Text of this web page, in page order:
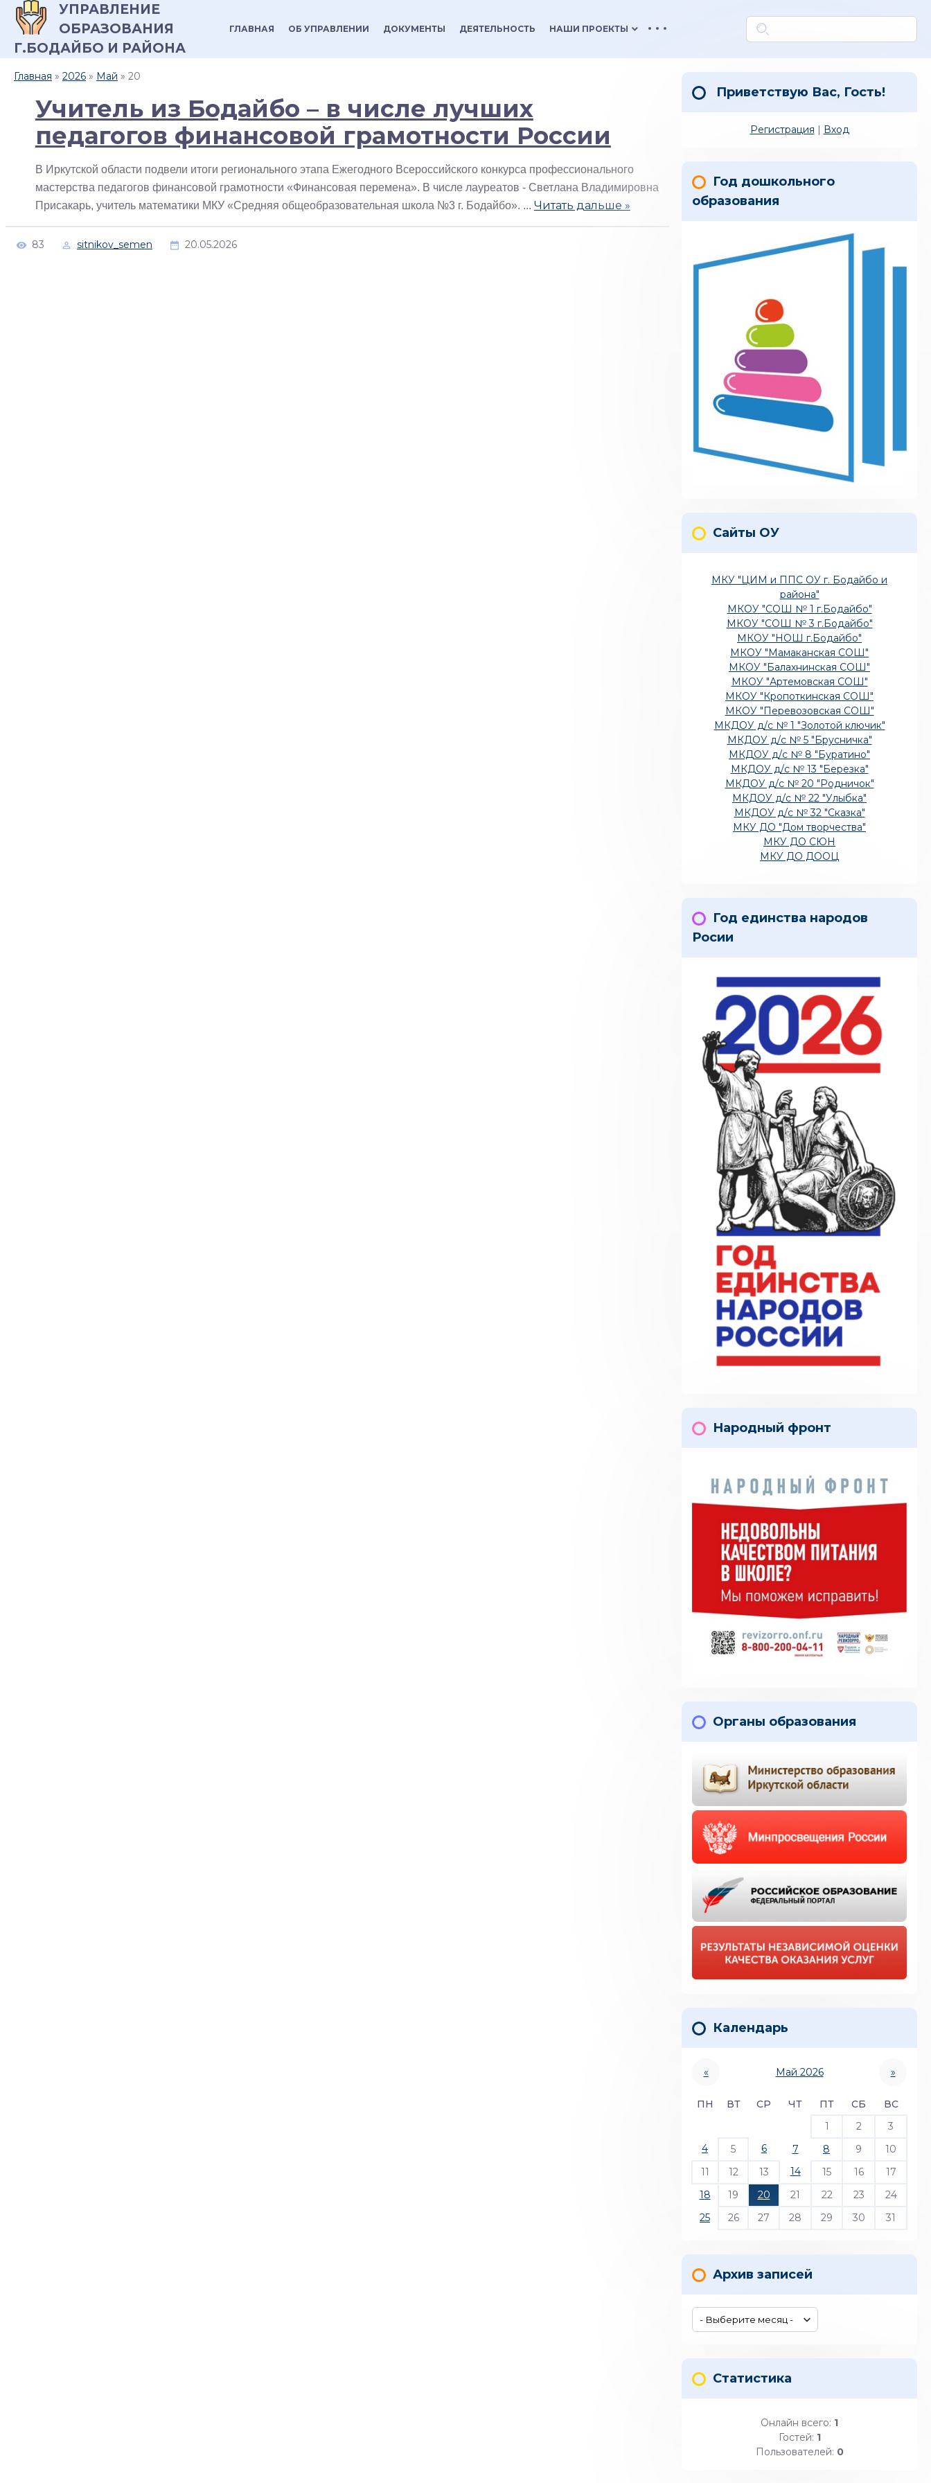
УПРАВЛЕНИЕ
ОБРАЗОВАНИЯ
Г.БОДАЙБО И РАЙОНА
ГЛАВНАЯ ОБ УПРАВЛЕНИИ ДОКУМЕНТЫ ДЕЯТЕЛЬНОСТЬ НАШИ ПРОЕКТЫ keyboard_arrow_down
Главная » 2026 » Май » 20
Учитель из Бодайбо – в числе лучших
педагогов финансовой грамотности России
В Иркутской области подвели итоги регионального этапа Ежегодного Всероссийского конкурса профессионального
мастерства педагогов финансовой грамотности «Финансовая перемена». В числе лауреатов - Светлана Владимировна
Присакарь, учитель математики МКУ «Средняя общеобразовательная школа №3 г. Бодайбо». ... Читать дальше »
83 sitnikov_semen 20.05.2026
Приветствую Вас, Гость!
Регистрация | Вход
Год дошкольного
образования
Сайты ОУ
МКУ "ЦИМ и ППС ОУ г. Бодайбо и
района"
МКОУ "СОШ № 1 г.Бодайбо"
МКОУ "СОШ № 3 г.Бодайбо"
МКОУ "НОШ г.Бодайбо"
МКОУ "Мамаканская СОШ"
МКОУ "Балахнинская СОШ"
МКОУ "Артемовская СОШ"
МКОУ "Кропоткинская СОШ"
МКОУ "Перевозовская СОШ"
МКДОУ д/с № 1 "Золотой ключик"
МКДОУ д/с № 5 "Брусничка"
МКДОУ д/с № 8 "Буратино"
МКДОУ д/с № 13 "Березка"
МКДОУ д/с № 20 "Родничок"
МКДОУ д/с № 22 "Улыбка"
МКДОУ д/с № 32 "Сказка"
МКУ ДО "Дом творчества"
МКУ ДО СЮН
МКУ ДО ДООЦ
Год единства народов
Росии
Народный фронт
Органы образования
Календарь
« Май 2026 »
ПН ВТ СР ЧТ ПТ СБ
ВС
1
2
3
4
5 6 7 8 9
10
11
12 13 14 15 16
17
18
19 20 21 22 23
24
25
26 27 28 29 30 31
Архив записей
Статистика
Онлайн всего: 1
Гостей: 1
Пользователей: 0